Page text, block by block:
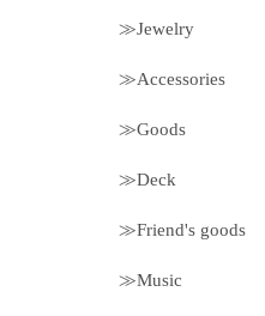
≫Jewelry
≫Accessories
≫Goods
≫Deck
≫Friend's goods
≫Music